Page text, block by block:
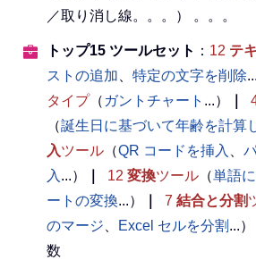
／取り消し線。。。） 。。。
トップ15 ツールセット ： 12 テ
ストの追加
特定の文字を削除
タイプ（ ガントチャート ...）
（誕生日に基づいて年齢を計算
入ツール （QR コードを挿入
入 ...） 12 変換ツール （単語
ートの変換...） 7 結合と分割
のマージ
Excel セルを分割 ...）
数